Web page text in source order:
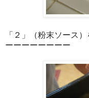
「２」（粉末ソース
ーーーーーーーー